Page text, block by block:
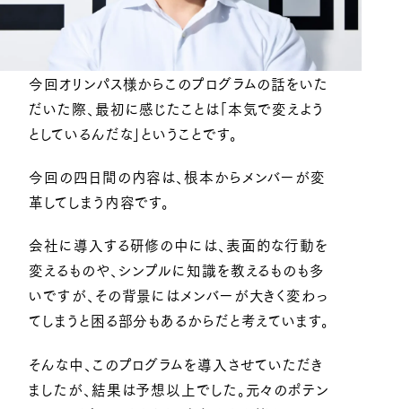
今回オリンパス様からこのプログラムの話をいた
だいた際、最初に感じたことは「本気で変えよう
としているんだな」ということです。
今回の四日間の内容は、根本からメンバーが変
革してしまう内容です。
会社に導入する研修の中には、表面的な行動を
変えるものや、シンプルに知識を教えるものも多
いですが、その背景にはメンバーが大きく変わっ
てしまうと困る部分もあるからだと考えています。
そんな中、このプログラムを導入させていただき
ましたが、結果は予想以上でした。元々のポテン